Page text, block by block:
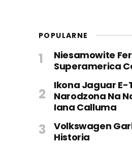
POPULARNE
Niesamowite
Superamerica
Ikona Jaguar E-
Narodzona Na
Iana Calluma
Volkswagen
Historia